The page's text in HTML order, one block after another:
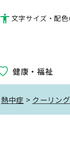
文字サイズ・配色
健康・福祉
熱中症 > クーリン